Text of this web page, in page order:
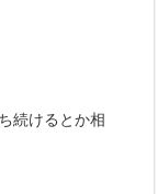
続けるとか相